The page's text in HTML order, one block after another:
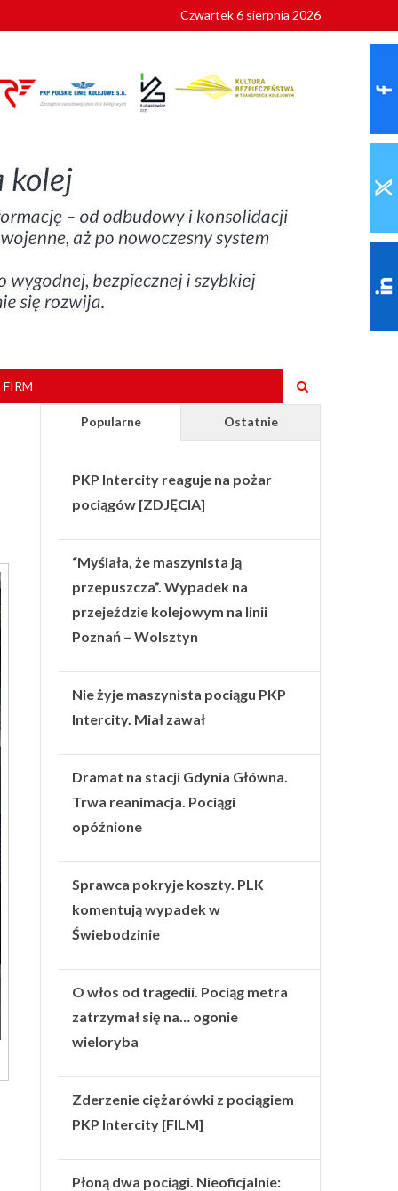
roku
Czwartek 6 sierpnia 2026
Popularne Ostatnie
PKP Intercity reaguje na pożar
pociągów [ZDJĘCIA]
“Myślała, że maszynista ją
przepuszcza”. Wypadek na
przejeździe kolejowym na linii
Poznań – Wolsztyn
Nie żyje maszynista pociągu PKP
Intercity. Miał zawał
Dramat na stacji Gdynia Główna.
Trwa reanimacja. Pociągi
opóźnione
Sprawca pokryje koszty. PLK
komentują wypadek w
Świebodzinie
O włos od tragedii. Pociąg metra
zatrzymał się na… ogonie
wieloryba
Zderzenie ciężarówki z pociągiem
PKP Intercity [FILM]
Płoną dwa pociągi. Nieoficjalnie: